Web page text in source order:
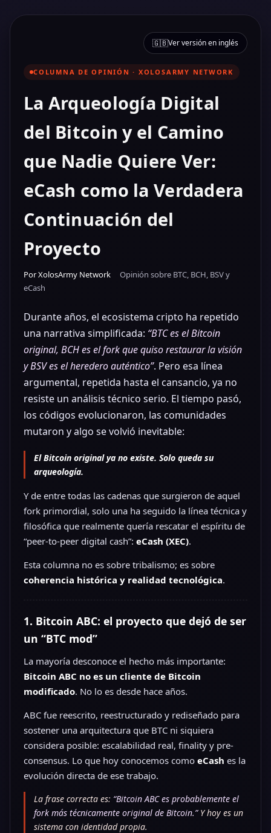
🇬🇧Ver versión en inglés
COLUMNA DE OPINIÓN · XOLOSARMY NETWORK
La Arqueología Digital
del Bitcoin y el Camino
que Nadie Quiere Ver:
eCash como la Verdadera
Continuación del
Proyecto
Por XolosArmy Network
Opinión sobre BTC, BCH, BSV y
eCash
Durante años, el ecosistema cripto ha repetido
una narrativa simplificada: “BTC es el Bitcoin
original, BCH es el fork que quiso restaurar la visión
y BSV es el heredero auténtico”. Pero esa línea
argumental, repetida hasta el cansancio, ya no
resiste un análisis técnico serio. El tiempo pasó,
los códigos evolucionaron, las comunidades
mutaron y algo se volvió inevitable:
El Bitcoin original ya no existe. Solo queda su
arqueología.
Y de entre todas las cadenas que surgieron de aquel
fork primordial, solo una ha seguido la línea técnica y
filosófica que realmente quería rescatar el espíritu de
“peer-to-peer digital cash”: eCash (XEC).
Esta columna no es sobre tribalismo; es sobre
coherencia histórica y realidad tecnológica.
1. Bitcoin ABC: el proyecto que dejó de ser
un “BTC mod”
La mayoría desconoce el hecho más importante:
Bitcoin ABC no es un cliente de Bitcoin
modificado. No lo es desde hace años.
ABC fue reescrito, reestructurado y rediseñado para
sostener una arquitectura que BTC ni siquiera
considera posible: escalabilidad real, finality y pre-
consensus. Lo que hoy conocemos como eCash es la
evolución directa de ese trabajo.
La frase correcta es: “Bitcoin ABC es probablemente el
fork más técnicamente original de Bitcoin.”Y hoy es un
sistema con identidad propia.